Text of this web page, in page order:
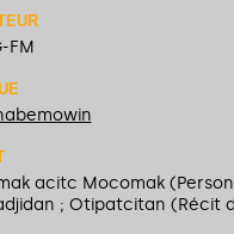
FM
acitc Mocomak
; Otipatcitan (Récit